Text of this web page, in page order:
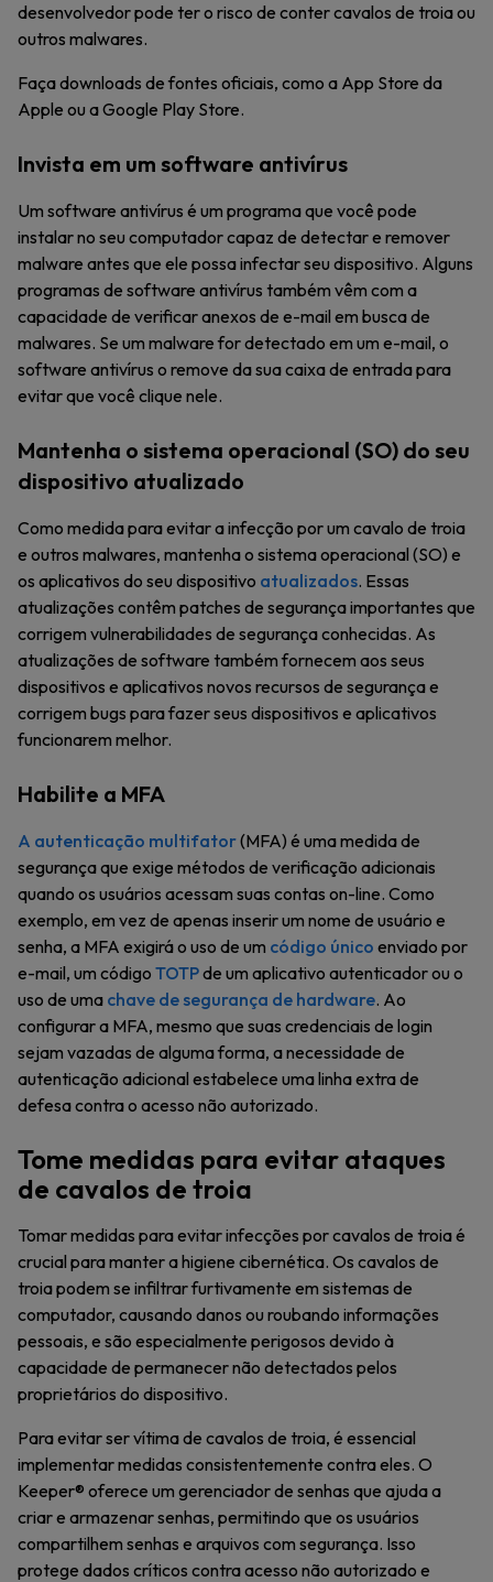
desenvolvedor pode ter o risco de conter cavalos de troia ou
outros malwares.
Faça downloads de fontes oficiais, como a App Store da
Apple ou a Google Play Store.
Invista em um software antivírus
Um software antivírus é um programa que você pode
instalar no seu computador capaz de detectar e remover
malware antes que ele possa infectar seu dispositivo. Alguns
programas de software antivírus também vêm com a
capacidade de verificar anexos de e-mail em busca de
malwares. Se um malware for detectado em um e-mail, o
software antivírus o remove da sua caixa de entrada para
evitar que você clique nele.
Mantenha o sistema operacional (SO) do seu
dispositivo atualizado
Como medida para evitar a infecção por um cavalo de troia
e outros malwares, mantenha o sistema operacional (SO) e
os aplicativos do seu dispositivo atualizados. Essas
atualizações contêm patches de segurança importantes que
corrigem vulnerabilidades de segurança conhecidas. As
atualizações de software também fornecem aos seus
dispositivos e aplicativos novos recursos de segurança e
corrigem bugs para fazer seus dispositivos e aplicativos
funcionarem melhor.
Habilite a MFA
A autenticação multifator(MFA) é uma medida de
segurança que exige métodos de verificação adicionais
quando os usuários acessam suas contas on-line. Como
exemplo, em vez de apenas inserir um nome de usuário e
senha, a MFA exigirá o uso de um código único enviado por
e-mail, um código TOTPde um aplicativo autenticador ou o
uso de uma chave de segurança de hardware. Ao
configurar a MFA, mesmo que suas credenciais de login
sejam vazadas de alguma forma, a necessidade de
autenticação adicional estabelece uma linha extra de
defesa contra o acesso não autorizado.
Tome medidas para evitar ataques
de cavalos de troia
Tomar medidas para evitar infecções por cavalos de troia é
crucial para manter a higiene cibernética. Os cavalos de
troia podem se infiltrar furtivamente em sistemas de
computador, causando danos ou roubando informações
pessoais, e são especialmente perigosos devido à
capacidade de permanecer não detectados pelos
proprietários do dispositivo.
Para evitar ser vítima de cavalos de troia, é essencial
implementar medidas consistentemente contra eles. O
Keeper® oferece um gerenciador de senhas que ajuda a
criar e armazenar senhas, permitindo que os usuários
compartilhem senhas e arquivos com segurança. Isso
protege dados críticos contra acesso não autorizado e